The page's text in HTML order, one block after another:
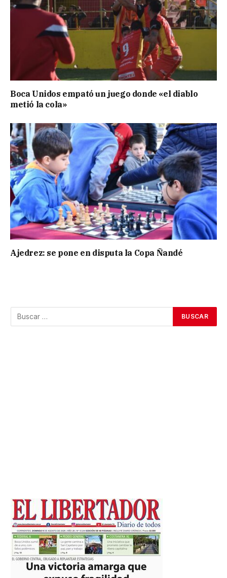
Boca Unidos empató un juego donde «el diablo
metió la cola»
Ajedrez: se pone en disputa la Copa Ñandé